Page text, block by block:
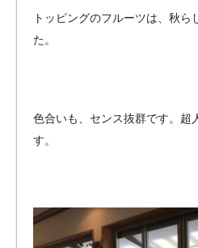
トッピングのフルーツは、秋ら
た。
色合いも、センス抜群です。超
す。